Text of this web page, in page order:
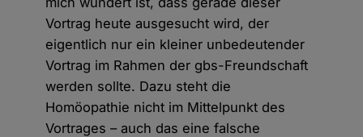
Vortrag heute ausgesucht wird, der
eigentlich nur ein kleiner unbedeutender
Vortrag im Rahmen der gbs-Freundschaft
werden sollte. Dazu steht die
Homöopathie nicht im Mittelpunkt des
Vortrages – auch das eine falsche